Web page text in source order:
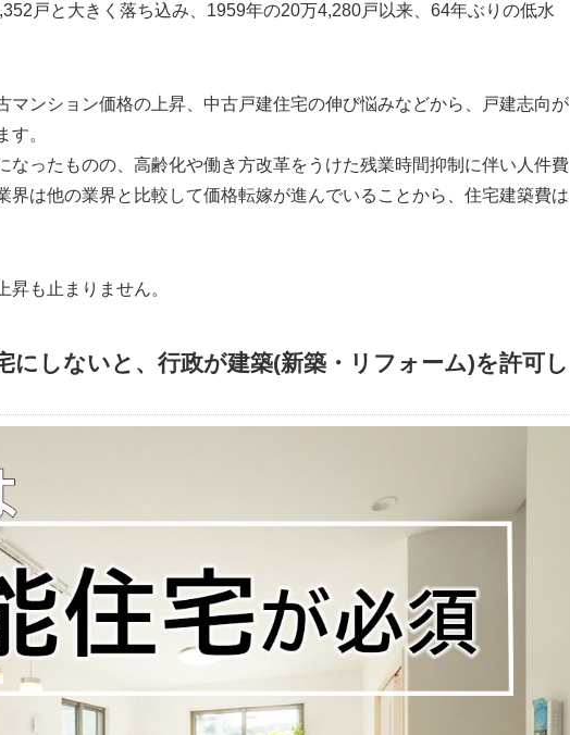
戸と大きく落ち込み、1959年の20万4,280戸以来、64年ぶりの低水
マンション価格の上昇、中古戸建住宅の伸び悩みなどから、戸建志向が
す。
なったものの、高齢化や働き方改革をうけた残業時間抑制に伴い人件費
界は他の業界と比較して価格転嫁が進んでいることから、住宅建築費は
も止まりません。
にしないと、行政が建築(新築・リフォーム)を許可し